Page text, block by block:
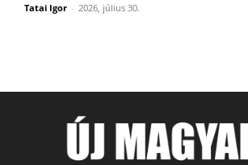
Tatai Igor - 2026, július 30.